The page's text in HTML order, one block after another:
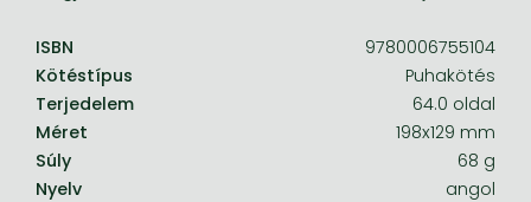
ISBN
9780006755104
Kötéstípus
Puhakötés
Terjedelem
64.0 oldal
Méret
198x129 mm
Súly
68 g
Nyelv
angol